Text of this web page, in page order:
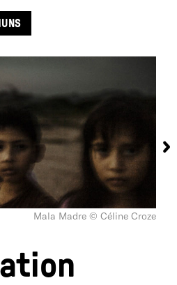
Mala Madre © Céline Croze